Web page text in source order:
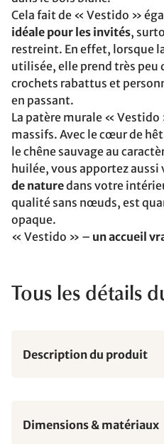
Cela fait de « Vestido »
idéale pour les invités,
restreint. En effet, lorsque
utilisée, elle prend très peu
crochets rabattus et
en passant.
La patère murale «
massifs. Avec le cœur de
le chêne sauvage au
huilée, vous apportez
de naturedans votre
qualité sans nœuds, est
opaque.
« Vestido » – un accueil
Tous les détails
Description du produit
Dimensions & matériaux